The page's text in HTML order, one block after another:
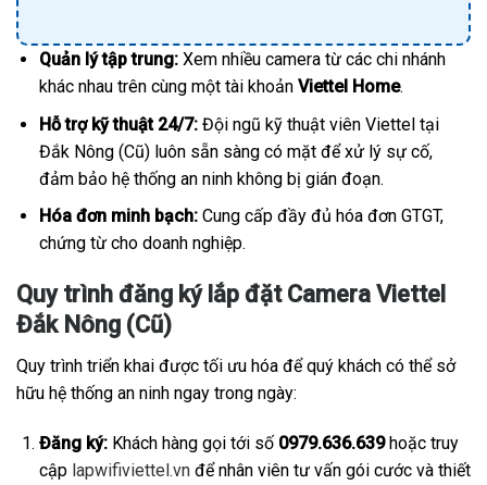
Quản lý tập trung:Xem nhiều camera từ các chi nhánh
khác nhau trên cùng một tài khoản Viettel Home.
Hỗ trợ kỹ thuật 24/7:Đội ngũ kỹ thuật viên Viettel tại
Đắk Nông (Cũ) luôn sẵn sàng có mặt để xử lý sự cố,
đảm bảo hệ thống an ninh không bị gián đoạn.
Hóa đơn minh bạch:Cung cấp đầy đủ hóa đơn GTGT,
chứng từ cho doanh nghiệp.
Quy trình đăng ký lắp đặt Camera Viettel
Đắk Nông (Cũ)
Quy trình triển khai được tối ưu hóa để quý khách có thể sở
hữu hệ thống an ninh ngay trong ngày:
Đăng ký:Khách hàng gọi tới số 0979.636.639hoặc truy
cập lapwifiviettel.vnđể nhân viên tư vấn gói cước và thiết